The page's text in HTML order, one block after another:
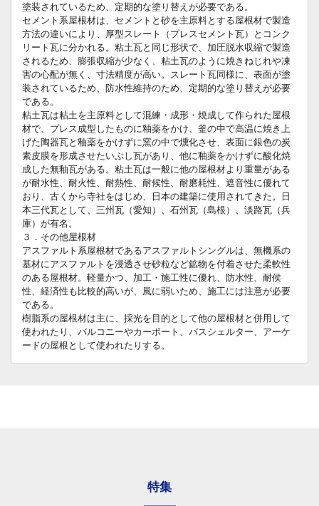
塗装されているため、定期的な塗り替えが必要である。
セメント系屋根材は、セメントと砂を主原料とする屋根材で製造
方法の違いにより、厚型スレート（プレスセメント瓦）とコンク
リート瓦に分かれる。粘土瓦と同じ形状で、加圧脱水収縮で製造
されるため、膨張収縮が少なく、粘土瓦のように焼きねじれや凍
害の心配が無く、寸法精度が高い。スレート瓦同様に、表面が塗
装されているため、防水性維持のため、定期的な塗り替えが必要
である。
粘土瓦は粘土を主原料として混練・成形・焼成して作られた屋根
材で、プレス成型したものに釉薬をかけ、釜の中で高温に焼き上
げた陶器瓦と釉薬をかけずに窯の中で燻化させ、表面に銀色の炭
素皮膜を形成させたいぶし瓦があり、他に釉薬をかけずに酸化焼
成した無釉瓦がある。粘土瓦は一般に他の屋根材より重量がある
が耐水性、耐火性、耐熱性、耐候性、耐磨耗性、遮音性に優れて
おり、古くから寺社をはじめ、日本の建築に使用されてきた。日
本三代瓦として、三州瓦（愛知）、石州瓦（島根）、淡路瓦（兵
庫）が有名。
３．その他屋根材
アスファルト系屋根材であるアスファルトシングルは、無機系の
基材にアスファルトを浸透させ砂粒など鉱物を付着させた柔軟性
のある屋根材。軽量かつ、加工・施工性に優れ、防水性、耐侯
性、経済性も比較的高いが、風に弱いため、施工には注意が必要
である。
樹脂系の屋根材は主に、採光を目的として他の屋根材と併用して
使われたり、バルコニーやカーポート、バスシェルター、アーケ
ードの屋根として使われたりする。
特集